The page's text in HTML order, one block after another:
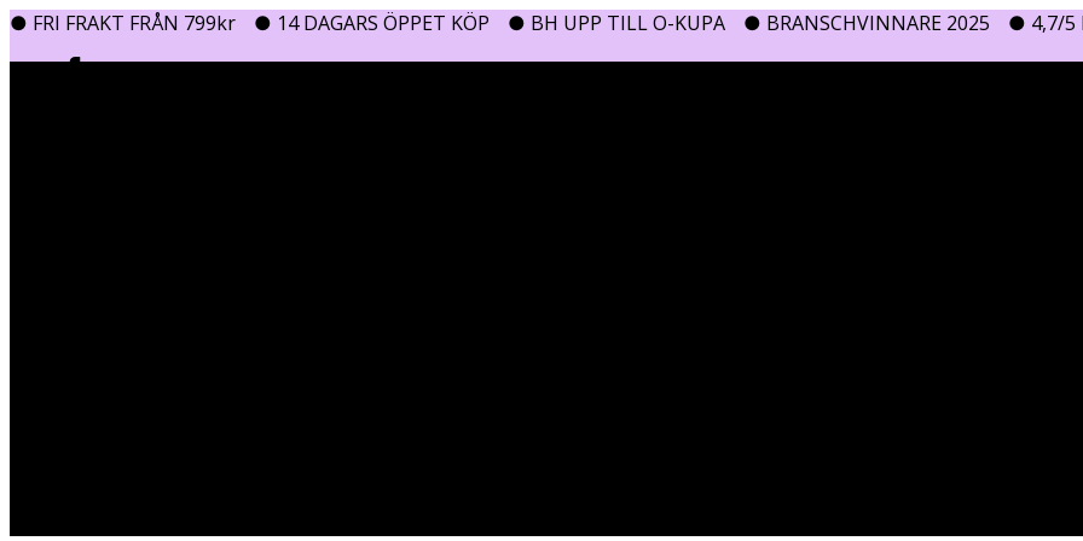
● FRI FRAKT FRÅN 799kr ● 14 DAGARS ÖPPET KÖP ● BH UPP TILL O-KUPA ● BRANSCHVINNARE 2025 ● 4,7/5